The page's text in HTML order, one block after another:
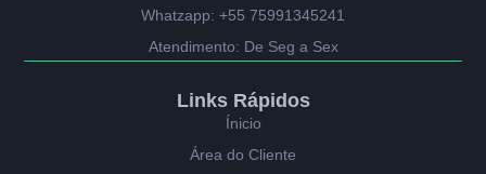
Whatzapp: +55 75991345241
Atendimento: De Seg a Sex
Links Rápidos
Ínicio
Área do Cliente